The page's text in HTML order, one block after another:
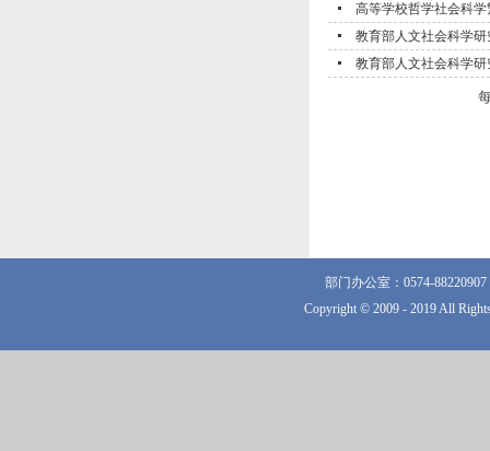
高等学校哲学社会科
教育部人文社会科学
教育部人文社会科学
部门办公室：0574-
Copyright © 2009 - 2019 All